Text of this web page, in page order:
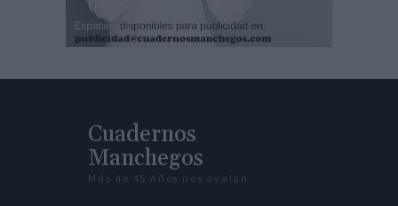
Cuadernos
Manchegos
Más de 45 Años nos avalan